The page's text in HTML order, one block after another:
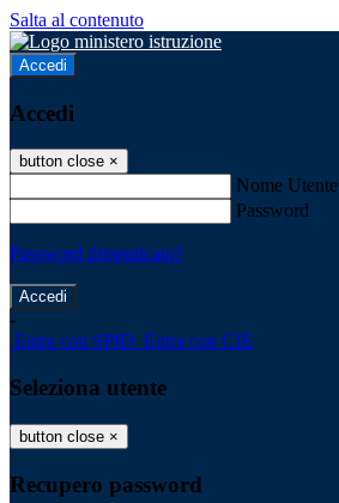
Salta al contenuto
Accedi
Accedi
button close ×
Nome Utente
Password
Password dimenticata?
-
Entra con SPID Entra con CIE
Seleziona utente
button close ×
Recupero password